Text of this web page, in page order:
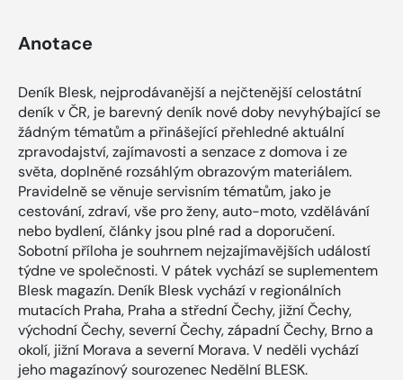
Anotace
Deník Blesk, nejprodávanější a nejčtenější celostátní
deník v ČR, je barevný deník nové doby nevyhýbající se
žádným tématům a přinášející přehledné aktuální
zpravodajství, zajímavosti a senzace z domova i ze
světa, doplněné rozsáhlým obrazovým materiálem.
Pravidelně se věnuje servisním tématům, jako je
cestování, zdraví, vše pro ženy, auto-moto, vzdělávání
nebo bydlení, články jsou plné rad a doporučení.
Sobotní příloha je souhrnem nejzajímavějších událostí
týdne ve společnosti. V pátek vychází se suplementem
Blesk magazín. Deník Blesk vychází v regionálních
mutacích Praha, Praha a střední Čechy, jižní Čechy,
východní Čechy, severní Čechy, západní Čechy, Brno a
okolí, jižní Morava a severní Morava. V neděli vychází
jeho magazínový sourozenec Nedělní BLESK.